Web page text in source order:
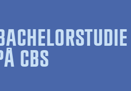
CBS